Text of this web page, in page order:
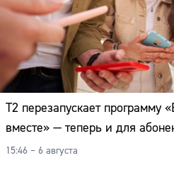
Т2 перезапускает программу
вместе» — теперь и для
15:46 – 6 августа